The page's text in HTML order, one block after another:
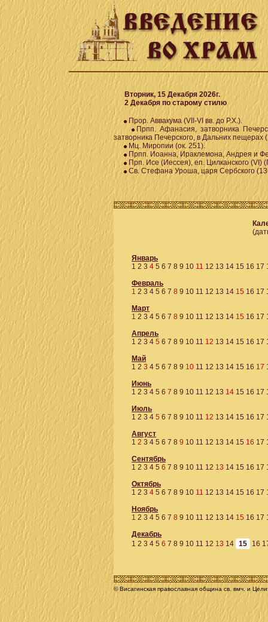
Вторник, 15 Декабря 2026г.
2 Декабря по старому стилю
Прор. Аввакума (VII-VI вв. до Р.Х.).
Прпп. Афанасия, затворника
затворника Печерского, в Дальних пещерах
Мц. Миропии (ок. 251).
Прпп. Иоанна, Ираклемона, Андрея и
Прп. Исе (Иессея), еп. Цилканского (VI)
Св. Стефана Уроша, царя Сербского
Январь
1 2 3 4 5 6 7 8 9 10 11 12 13 14 15 16 17
Февраль
1 2 3 4 5 6 7 8 9 10 11 12 13 14 15 16 17
Март
1 2 3 4 5 6 7 8 9 10 11 12 13 14 15 16 17
Апрель
1 2 3 4 5 6 7 8 9 10 11 12 13 14 15 16 17
Май
1 2 3 4 5 6 7 8 9 10 11 12 13 14 15 16 17
Июнь
1 2 3 4 5 6 7 8 9 10 11 12 13 14 15 16 17
Июль
1 2 3 4 5 6 7 8 9 10 11 12 13 14 15 16 17
Август
1 2 3 4 5 6 7 8 9 10 11 12 13 14 15 16 17
Сентябрь
1 2 3 4 5 6 7 8 9 10 11 12 13 14 15 16 17
Октябрь
1 2 3 4 5 6 7 8 9 10 11 12 13 14 15 16 17
Ноябрь
1 2 3 4 5 6 7 8 9 10 11 12 13 14 15 16 17
Декабрь
1 2 3 4 5 6 7 8 9 10 11 12 13 14 15 16
© Висагинская православная община св. вмч. и